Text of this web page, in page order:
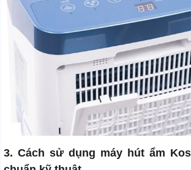
3. Cách sử dụng máy hút ẩm